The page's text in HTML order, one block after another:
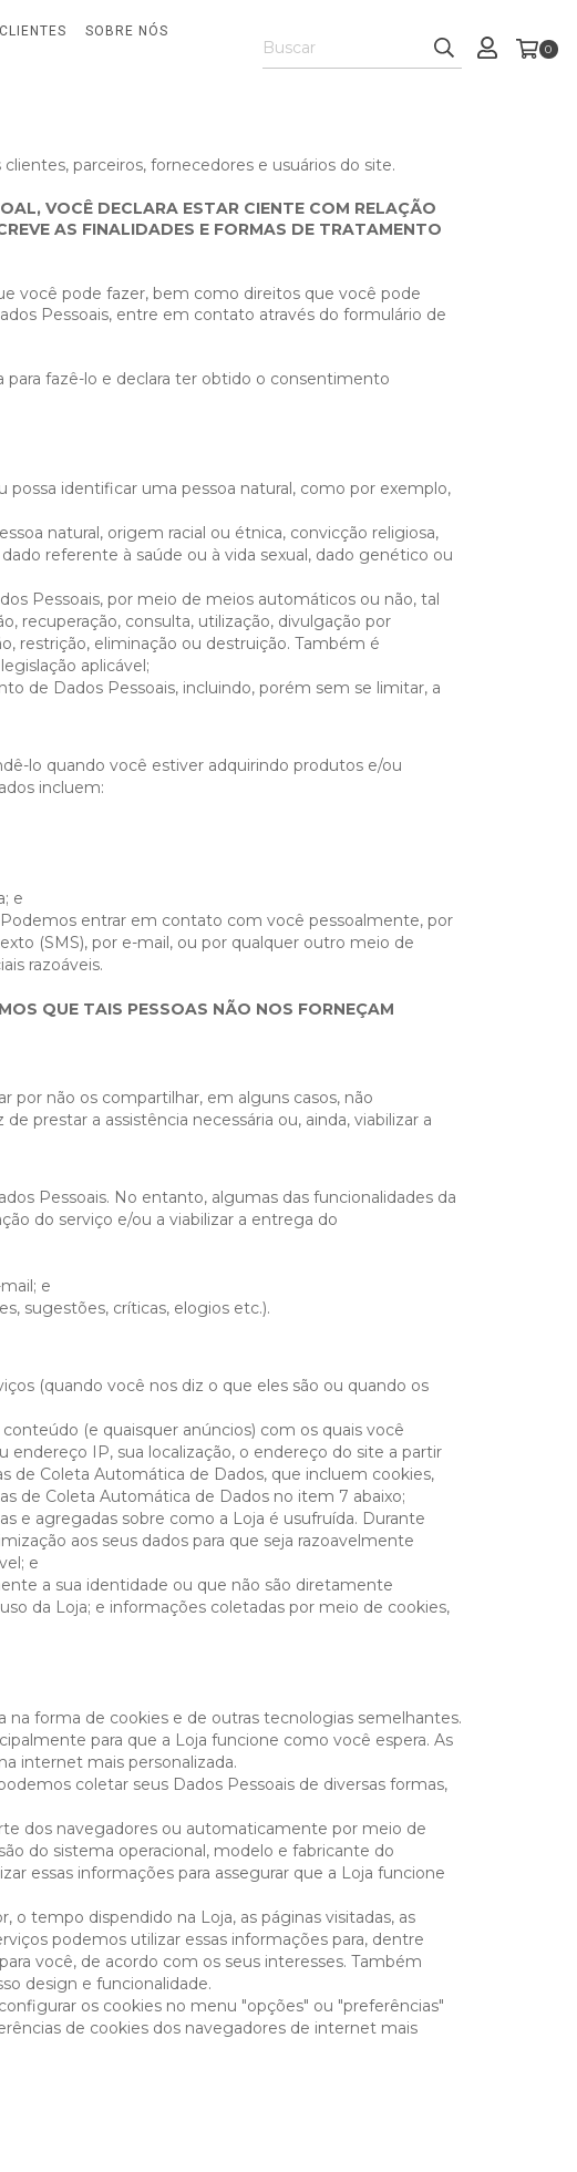
CLIENTES SOBRE NÓS
0
parceiros, fornecedores e usuários do site.
VOCÊ DECLARA ESTAR CIENTE COM RELAÇÃO
AS FINALIDADES E FORMAS DE TRATAMENTO
você pode fazer, bem como direitos que você pode
Pessoais, entre em contato através do formulário de
para fazê-lo e declara ter obtido o consentimento
identificar uma pessoa natural, como por exemplo,
natural, origem racial ou étnica, convicção religiosa,
referente à saúde ou à vida sexual, dado genético ou
Pessoais, por meio de meios automáticos ou não, tal
recuperação, consulta, utilização, divulgação por
restrição, eliminação ou destruição. Também é
aplicável;
de Dados Pessoais, incluindo, porém sem se limitar, a
lo quando você estiver adquirindo produtos e/ou
incluem:
e
entrar em contato com você pessoalmente, por
(SMS), por e-mail, ou por qualquer outro meio de
razoáveis.
QUE TAIS PESSOAS NÃO NOS FORNEÇAM
por não os compartilhar, em alguns casos, não
prestar a assistência necessária ou, ainda, viabilizar a
Pessoais. No entanto, algumas das funcionalidades da
do serviço e/ou a viabilizar a entrega do
e
sugestões, críticas, elogios etc.).
(quando você nos diz o que eles são ou quando os
(e quaisquer anúncios) com os quais você
IP, sua localização, o endereço do site a partir
de Coleta Automática de Dados, que incluem cookies,
de Coleta Automática de Dados no item 7 abaixo;
e agregadas sobre como a Loja é usufruída. Durante
aos seus dados para que seja razoavelmente
e
a sua identidade ou que não são diretamente
da Loja; e informações coletadas por meio de cookies,
na forma de cookies e de outras tecnologias semelhantes.
para que a Loja funcione como você espera. As
internet mais personalizada.
coletar seus Dados Pessoais de diversas formas,
dos navegadores ou automaticamente por meio de
do sistema operacional, modelo e fabricante do
essas informações para assegurar que a Loja funcione
tempo dispendido na Loja, as páginas visitadas, as
podemos utilizar essas informações para, dentre
você, de acordo com os seus interesses. Também
design e funcionalidade.
os cookies no menu "opções" ou "preferências"
de cookies dos navegadores de internet mais